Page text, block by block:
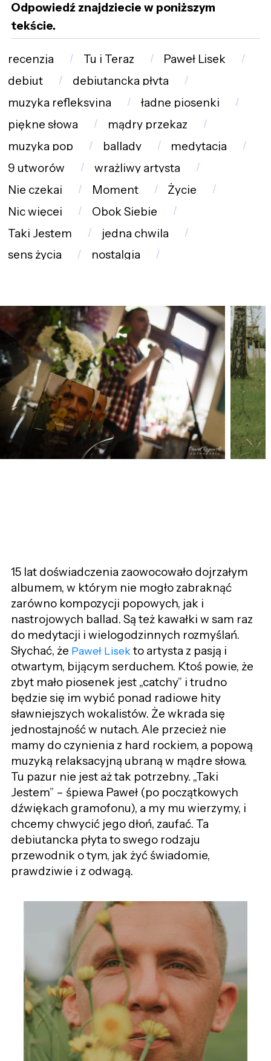
Odpowiedź znajdziecie w poniższym
tekście.
recenzja Tu i Teraz
Paweł Lisek
debiut
debiutancka płyta
muzyka refleksyjna
ładne piosenki
piękne słowa
mądry przekaz
muzyka pop
ballady
medytacja
9 utworów
wrażliwy artysta
Nie czekaj
Moment
Życie
Nic więcej
Obok Siebie
Taki Jestem
jedna chwila
sens życia
nostalgia
15 lat doświadczenia zaowocowało dojrzałym
albumem, w którym nie mogło zabraknąć
zarówno kompozycji popowych, jak i
nastrojowych ballad. Są też kawałki w sam raz
do medytacji i wielogodzinnych rozmyślań.
Słychać, że Paweł Lisekto artysta z pasją i
otwartym, bijącym serduchem. Ktoś powie, że
zbyt mało piosenek jest „catchy” i trudno
będzie się im wybić ponad radiowe hity
sławniejszych wokalistów. Że wkrada się
jednostajność w nutach. Ale przecież nie
mamy do czynienia z hard rockiem, a popową
muzyką relaksacyjną ubraną w mądre słowa.
Tu pazur nie jest aż tak potrzebny. „Taki
Jestem” – śpiewa Paweł (po początkowych
dźwiękach gramofonu), a my mu wierzymy, i
chcemy chwycić jego dłoń, zaufać. Ta
debiutancka płyta to swego rodzaju
przewodnik o tym, jak żyć świadomie,
prawdziwie i z odwagą.